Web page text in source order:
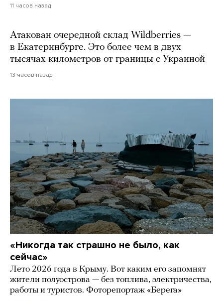
11 часов назад
Атакован очередной склад Wildberries —
в Екатеринбурге. Это более чем в двух
тысячах километров от границы с Украиной
13 часов назад
«Никогда так страшно не было, как
сейчас»
Лето 2026 года в Крыму. Вот каким его запомнят
жители полуострова — без топлива, электричества,
работы и туристов. Фоторепортаж «Берега»